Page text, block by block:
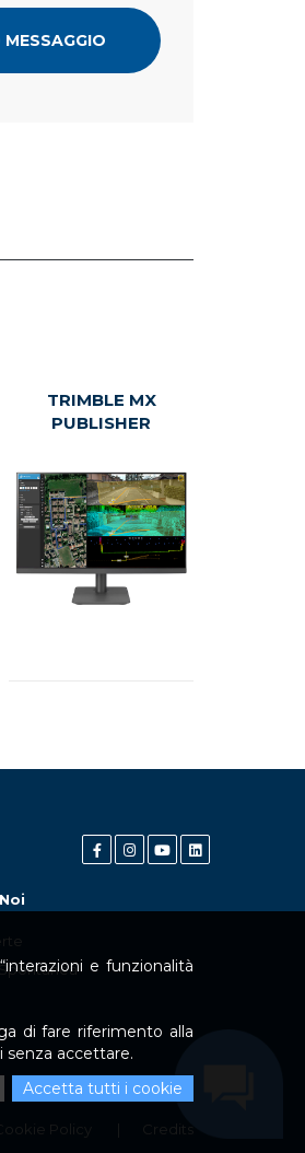
MESSAGGIO
TRIMBLE MX
PUBLISHER
Cookie Policy Credits
e funzionalità
di fare riferimento alla
senza accettare.
Accetta tutti i cookie